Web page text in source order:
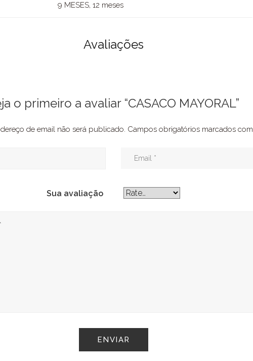
9 MESES, 12 meses
Avaliações
o primeiro a avaliar “CASACO MAYORAL”
de email não será publicado. Campos obrigatórios marcados com
Sua avaliação